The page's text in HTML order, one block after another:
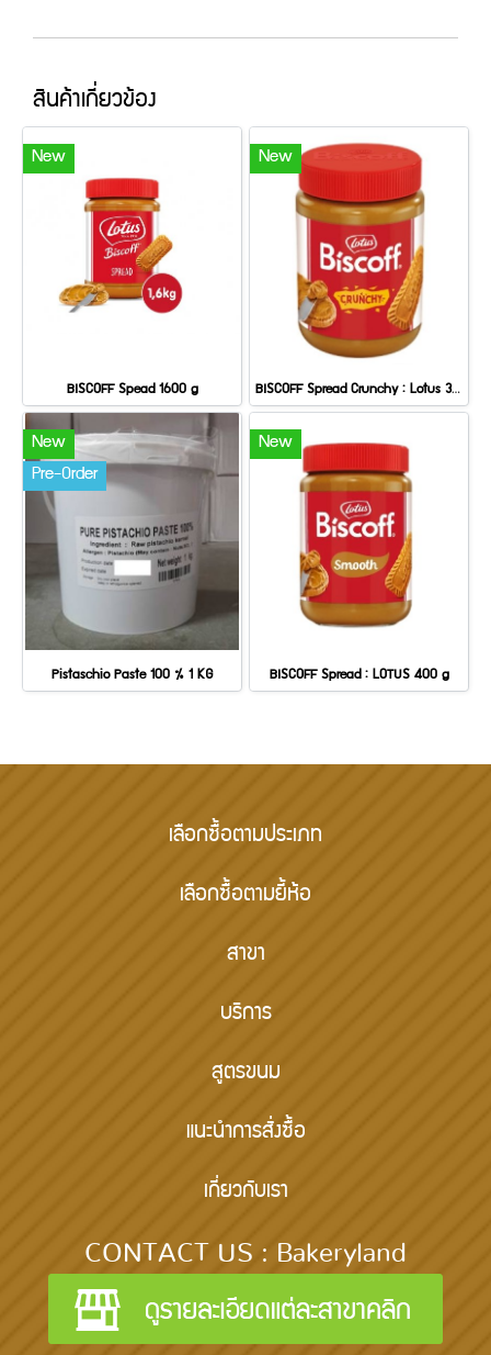
สินค้าเกี่ยวข้อง
New
BISCOFF Spead 1600 g
New
BISCOFF Spread Crunchy : Lotus 380 g
New
Pre-Order
Pistaschio Paste 100 % 1 KG
New
BISCOFF Spread : LOTUS 400 g
เลือกซื้อตามประเภท
เลือกซื้อตามยี้ห้อ
สาขา
บริการ
สูตรขนม
แนะนำการสั่งซื้อ
เกี่ยวกับเรา
CONTACT US : Bakeryland